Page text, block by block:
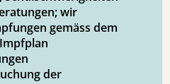
wir
gemäss dem
der